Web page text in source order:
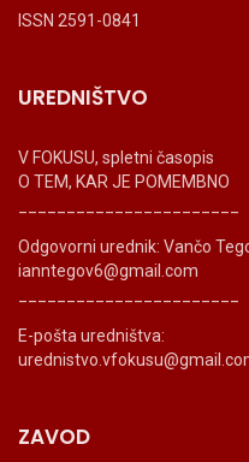
ISSN 2591-0841
UREDNIŠTVO
V FOKUSU, spletni časopis
O TEM, KAR JE POMEMBNO
Odgovorni urednik: Vančo
ianntegov6@gmail.com
E-pošta uredništva:
ZAVOD